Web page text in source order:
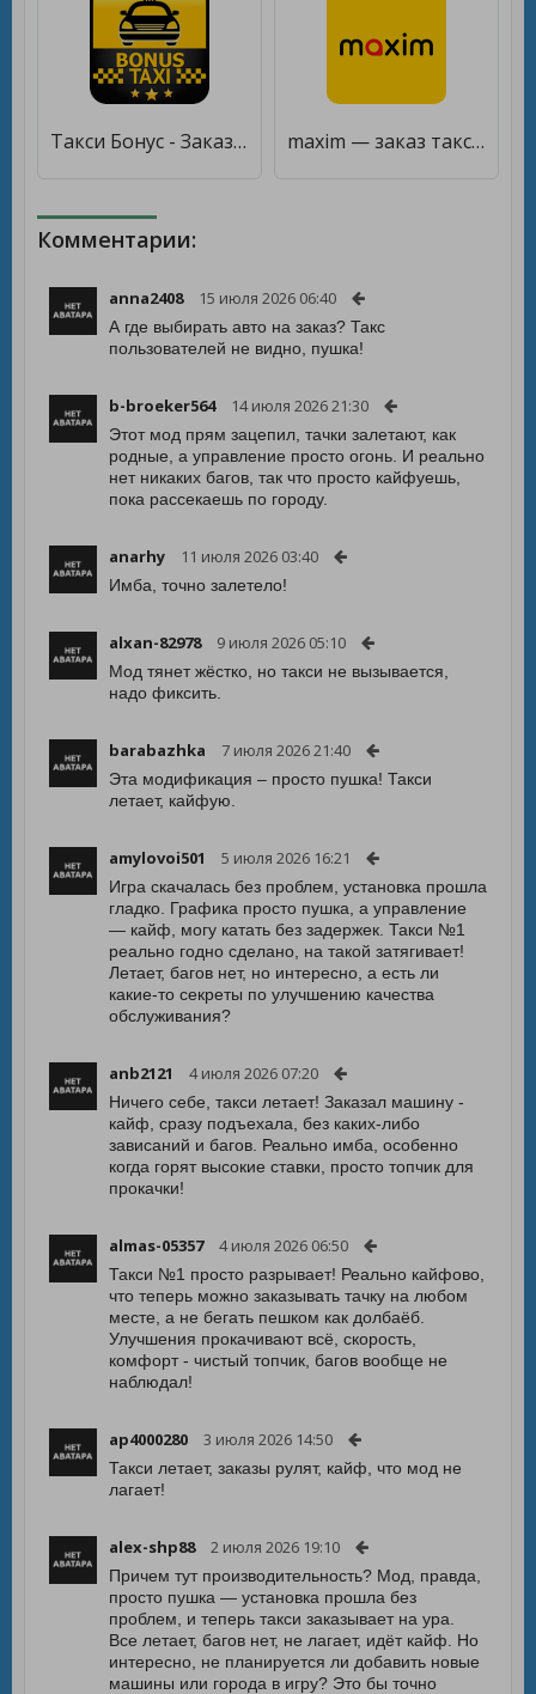
Такси Бонус - Заказ такси онлайн Москва Спб [Полная версия] maxim — заказ такси, доставка [Unlocked]
Комментарии:
anna2408 15 июля 2026 06:40
А где выбирать авто на заказ? Такс
пользователей не видно, пушка!
b-broeker564 14 июля 2026 21:30
Этот мод прям зацепил, тачки залетают, как
родные, а управление просто огонь. И реально
нет никаких багов, так что просто кайфуешь,
пока рассекаешь по городу.
anarhy 11 июля 2026 03:40
Имба, точно залетело!
alxan-82978 9 июля 2026 05:10
Мод тянет жёстко, но такси не вызывается,
надо фиксить.
barabazhka 7 июля 2026 21:40
Эта модификация – просто пушка! Такси
летает, кайфую.
amylovoi501 5 июля 2026 16:21
Игра скачалась без проблем, установка прошла
гладко. Графика просто пушка, а управление
— кайф, могу катать без задержек. Такси №1
реально годно сделано, на такой затягивает!
Летает, багов нет, но интересно, а есть ли
какие-то секреты по улучшению качества
обслуживания?
anb2121 4 июля 2026 07:20
Ничего себе, такси летает! Заказал машину -
кайф, сразу подъехала, без каких-либо
зависаний и багов. Реально имба, особенно
когда горят высокие ставки, просто топчик для
прокачки!
almas-05357 4 июля 2026 06:50
Такси №1 просто разрывает! Реально кайфово,
что теперь можно заказывать тачку на любом
месте, а не бегать пешком как долбаёб.
Улучшения прокачивают всё, скорость,
комфорт - чистый топчик, багов вообще не
наблюдал!
ap4000280 3 июля 2026 14:50
Такси летает, заказы рулят, кайф, что мод не
лагает!
alex-shp88 2 июля 2026 19:10
Причем тут производительность? Мод, правда,
просто пушка — установка прошла без
проблем, и теперь такси заказывает на ура.
Все летает, багов нет, не лагает, идёт кайф. Но
интересно, не планируется ли добавить новые
машины или города в игру? Это бы точно